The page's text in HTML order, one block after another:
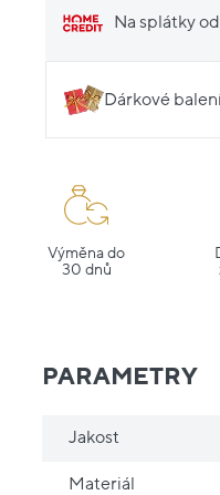
Na splátky
Dárkové
Výměna do
30 dnů
PARAMETRY
Jakost
Materiál